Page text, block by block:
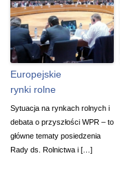
Europejskie
rynki rolne
Sytuacja na rynkach rolnych i
debata o przyszłości WPR – to
główne tematy posiedzenia
Rady ds. Rolnictwa i […]